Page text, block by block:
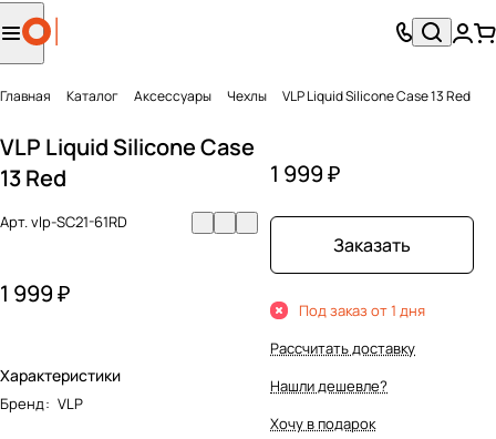
Главная Каталог Аксесcуары Чехлы VLP Liquid Silicone Case 13 Red
VLP Liquid Silicone Case
13 Red
Арт.vlp-SC21-61RD
1 999 ₽
Характеристики
Бренд: VLP
1 999 ₽
Заказать
Под заказ от 1 дня
Рассчитать доставку
Нашли дешевле?
Хочу в подарок